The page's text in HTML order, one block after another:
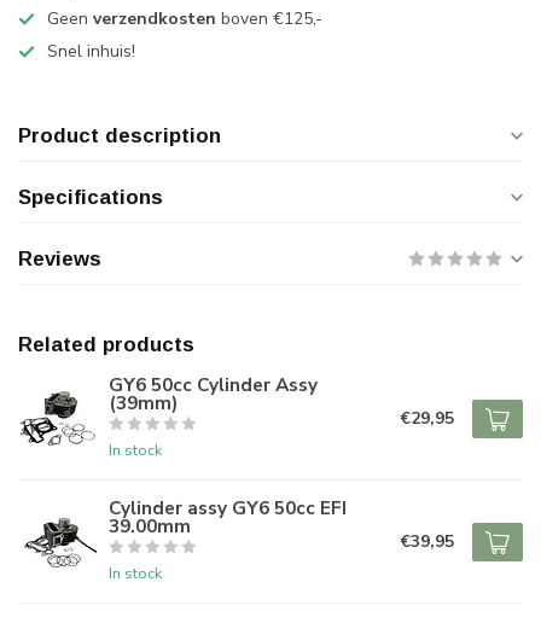
Geen verzendkosten boven €125,-
Snel inhuis!
Product description
Specifications
Reviews
Related products
GY6 50cc Cylinder Assy
(39mm)
In stock
€29,95
Cylinder assy GY6 50cc EFI
39.00mm
In stock
€39,95